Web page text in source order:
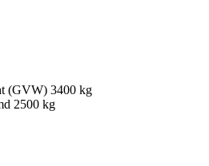
(GVW) 3400 kg
2500 kg